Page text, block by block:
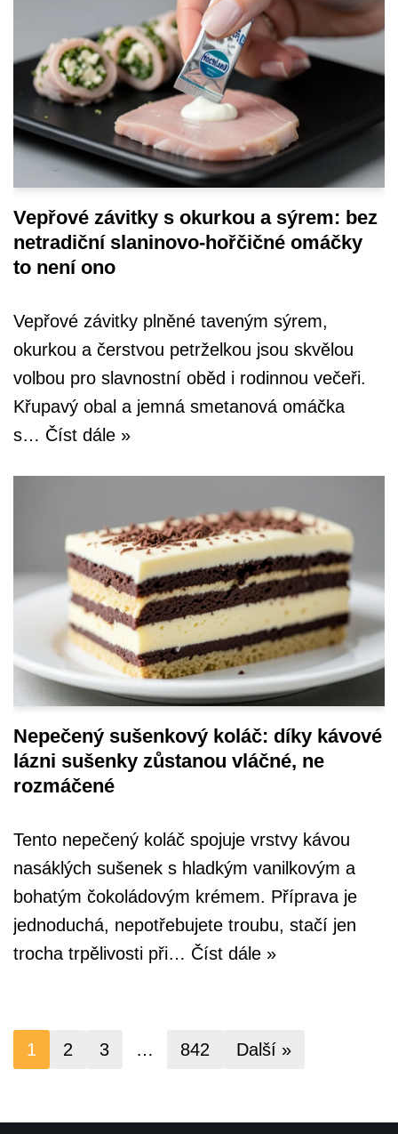
Vepřové závitky s okurkou a sýrem: bez
netradiční slaninovo-hořčičné omáčky
to není ono
Vepřové závitky plněné taveným sýrem,
okurkou a čerstvou petrželkou jsou skvělou
volbou pro slavnostní oběd i rodinnou večeři.
Křupavý obal a jemná smetanová omáčka
s… Číst dále »
Nepečený sušenkový koláč: díky kávové
lázni sušenky zůstanou vláčné, ne
rozmáčené
Tento nepečený koláč spojuje vrstvy kávou
nasáklých sušenek s hladkým vanilkovým a
bohatým čokoládovým krémem. Příprava je
jednoduchá, nepotřebujete troubu, stačí jen
trocha trpělivosti při… Číst dále »
1 2 3 … 842 Další »